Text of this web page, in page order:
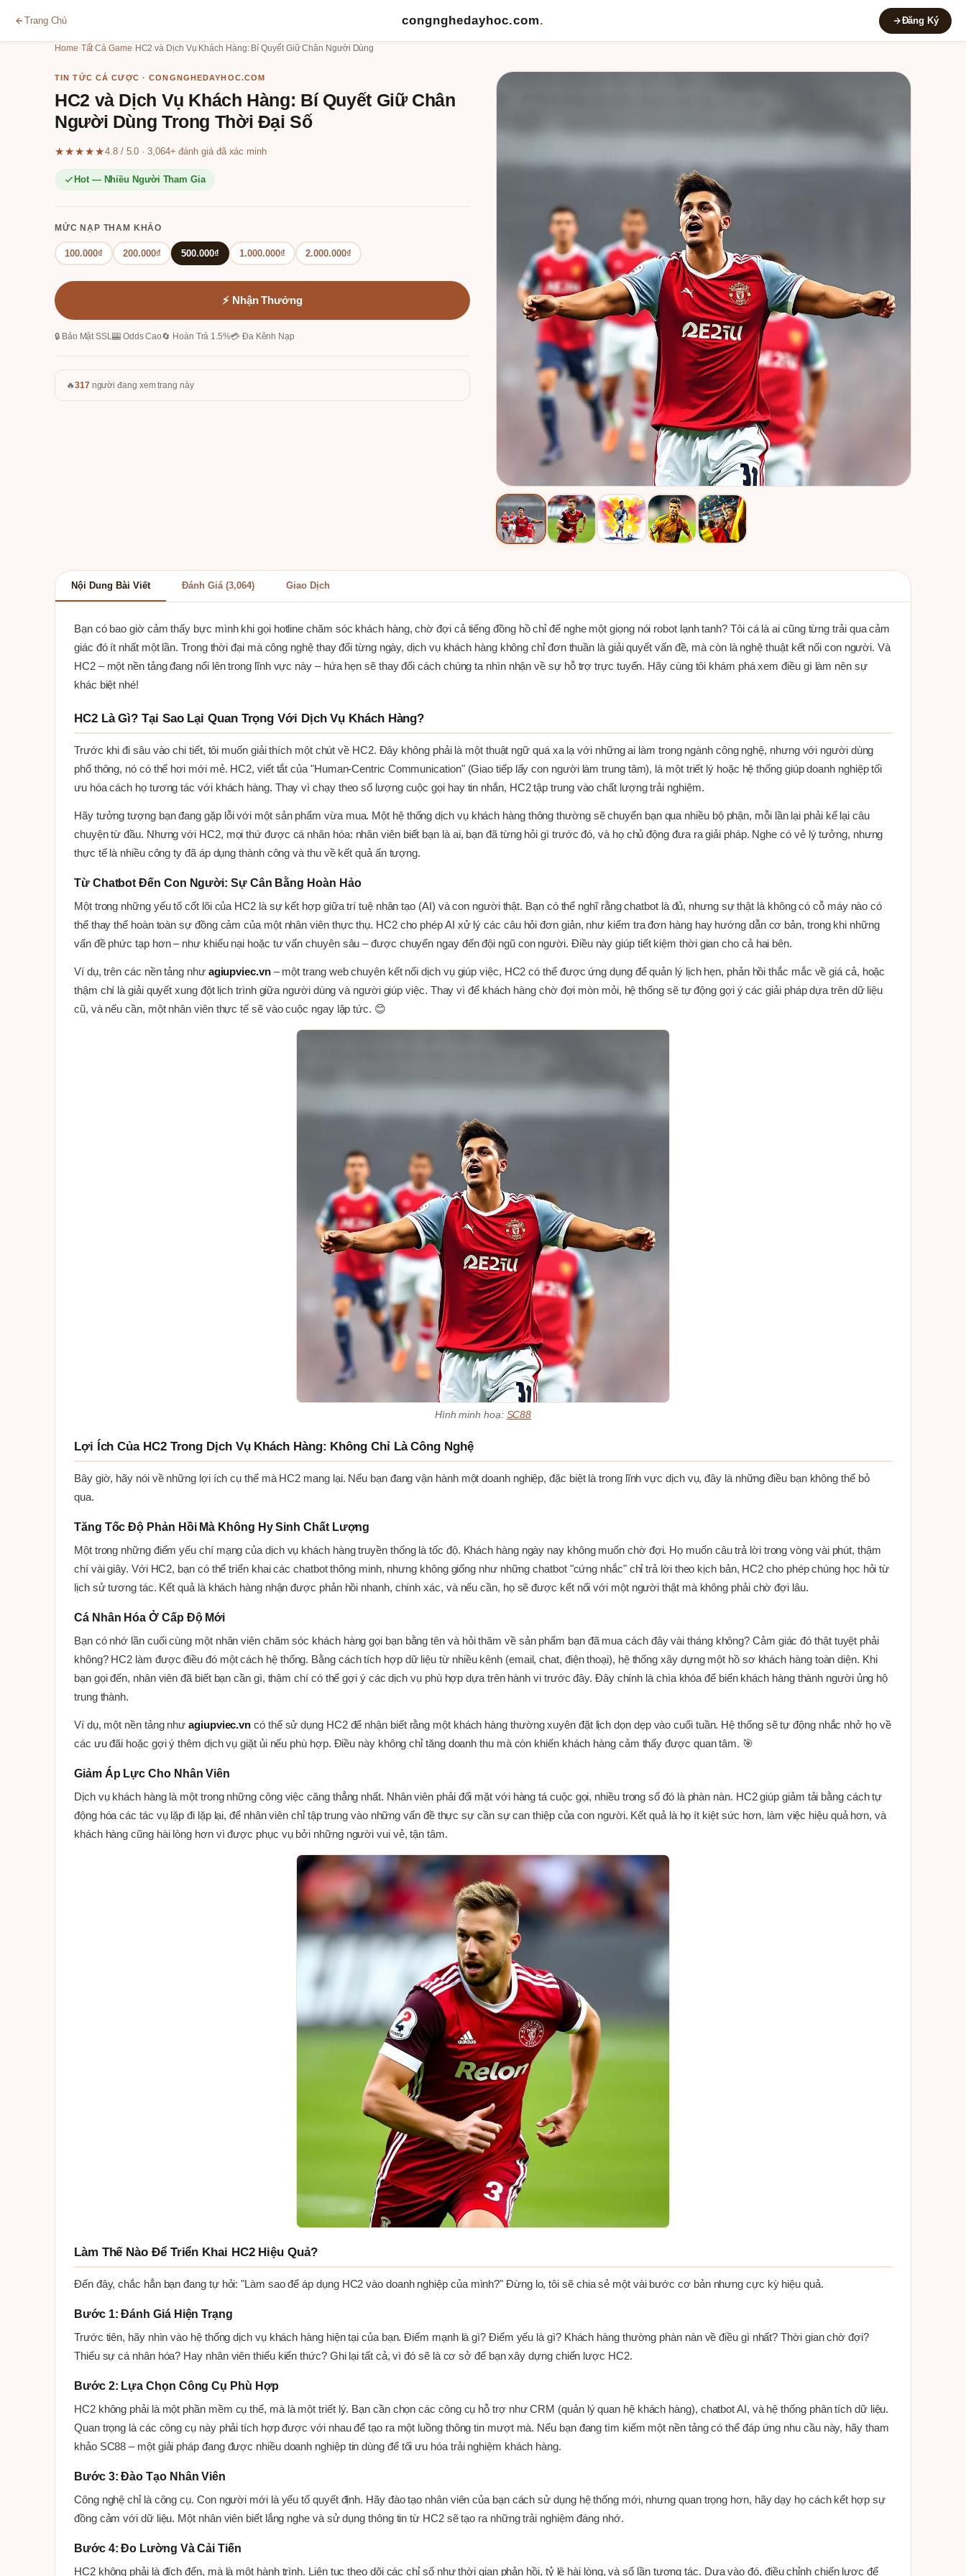
Trang Chủ congnghedayhoc.com. Đăng Ký
Home›Tất Cả Game› HC2 và Dịch Vụ Khách Hàng: Bí Quyết Giữ Chân Người Dùng
TIN TỨC CÁ CƯỢC · CONGNGHEDAYHOC.COM
HC2 và Dịch Vụ Khách Hàng: Bí Quyết Giữ Chân
Người Dùng Trong Thời Đại Số
★★★★★4.8 / 5.0 · 3,064+ đánh giá đã xác minh
Hot — Nhiều Người Tham Gia
MỨC NẠP THAM KHẢO
100.000₫ 200.000₫ 500.000₫ 1.000.000₫ 2.000.000₫
⚡ Nhận Thưởng
🔒 Bảo Mật SSL 🎰 Odds Cao🔄 Hoàn Trả 1.5%💳 Đa Kênh Nạp
🔥317người đang xem trang này
Nội Dung Bài Viết Đánh Giá (3,064) Giao Dịch
Bạn có bao giờ cảm thấy bực mình khi gọi hotline chăm sóc khách hàng, chờ đợi cả tiếng đồng hồ chỉ để nghe một giọng nói robot lạnh tanh? Tôi cá là ai cũng từng trải qua cảm
giác đó ít nhất một lần. Trong thời đại mà công nghệ thay đổi từng ngày, dịch vụ khách hàng không chỉ đơn thuần là giải quyết vấn đề, mà còn là nghệ thuật kết nối con người. Và
HC2 – một nền tảng đang nổi lên trong lĩnh vực này – hứa hẹn sẽ thay đổi cách chúng ta nhìn nhận về sự hỗ trợ trực tuyến. Hãy cùng tôi khám phá xem điều gì làm nên sự
khác biệt nhé!
HC2 Là Gì? Tại Sao Lại Quan Trọng Với Dịch Vụ Khách Hàng?
Trước khi đi sâu vào chi tiết, tôi muốn giải thích một chút về HC2. Đây không phải là một thuật ngữ quá xa lạ với những ai làm trong ngành công nghệ, nhưng với người dùng
phổ thông, nó có thể hơi mới mẻ. HC2, viết tắt của "Human-Centric Communication" (Giao tiếp lấy con người làm trung tâm), là một triết lý hoặc hệ thống giúp doanh nghiệp tối
ưu hóa cách họ tương tác với khách hàng. Thay vì chạy theo số lượng cuộc gọi hay tin nhắn, HC2 tập trung vào chất lượng trải nghiệm.
Hãy tưởng tượng bạn đang gặp lỗi với một sản phẩm vừa mua. Một hệ thống dịch vụ khách hàng thông thường sẽ chuyển bạn qua nhiều bộ phận, mỗi lần lại phải kể lại câu
chuyện từ đầu. Nhưng với HC2, mọi thứ được cá nhân hóa: nhân viên biết bạn là ai, bạn đã từng hỏi gì trước đó, và họ chủ động đưa ra giải pháp. Nghe có vẻ lý tưởng, nhưng
thực tế là nhiều công ty đã áp dụng thành công và thu về kết quả ấn tượng.
Từ Chatbot Đến Con Người: Sự Cân Bằng Hoàn Hảo
Một trong những yếu tố cốt lõi của HC2 là sự kết hợp giữa trí tuệ nhân tạo (AI) và con người thật. Bạn có thể nghĩ rằng chatbot là đủ, nhưng sự thật là không có cỗ máy nào có
thể thay thế hoàn toàn sự đồng cảm của một nhân viên thực thụ. HC2 cho phép AI xử lý các câu hỏi đơn giản, như kiểm tra đơn hàng hay hướng dẫn cơ bản, trong khi những
vấn đề phức tạp hơn – như khiếu nại hoặc tư vấn chuyên sâu – được chuyển ngay đến đội ngũ con người. Điều này giúp tiết kiệm thời gian cho cả hai bên.
Ví dụ, trên các nền tảng như agiupviec.vn– một trang web chuyên kết nối dịch vụ giúp việc, HC2 có thể được ứng dụng để quản lý lịch hẹn, phản hồi thắc mắc về giá cả, hoặc
thậm chí là giải quyết xung đột lịch trình giữa người dùng và người giúp việc. Thay vì để khách hàng chờ đợi mòn mỏi, hệ thống sẽ tự động gợi ý các giải pháp dựa trên dữ liệu
cũ, và nếu cần, một nhân viên thực tế sẽ vào cuộc ngay lập tức. 😊
Hình minh hoạ: SC88
Lợi Ích Của HC2 Trong Dịch Vụ Khách Hàng: Không Chỉ Là Công Nghệ
Bây giờ, hãy nói về những lợi ích cụ thể mà HC2 mang lại. Nếu bạn đang vận hành một doanh nghiệp, đặc biệt là trong lĩnh vực dịch vụ, đây là những điều bạn không thể bỏ
qua.
Tăng Tốc Độ Phản Hồi Mà Không Hy Sinh Chất Lượng
Một trong những điểm yếu chí mạng của dịch vụ khách hàng truyền thống là tốc độ. Khách hàng ngày nay không muốn chờ đợi. Họ muốn câu trả lời trong vòng vài phút, thậm
chí vài giây. Với HC2, bạn có thể triển khai các chatbot thông minh, nhưng không giống như những chatbot "cứng nhắc" chỉ trả lời theo kịch bản, HC2 cho phép chúng học hỏi từ
lịch sử tương tác. Kết quả là khách hàng nhận được phản hồi nhanh, chính xác, và nếu cần, họ sẽ được kết nối với một người thật mà không phải chờ đợi lâu.
Cá Nhân Hóa Ở Cấp Độ Mới
Bạn có nhớ lần cuối cùng một nhân viên chăm sóc khách hàng gọi bạn bằng tên và hỏi thăm về sản phẩm bạn đã mua cách đây vài tháng không? Cảm giác đó thật tuyệt phải
không? HC2 làm được điều đó một cách hệ thống. Bằng cách tích hợp dữ liệu từ nhiều kênh (email, chat, điện thoại), hệ thống xây dựng một hồ sơ khách hàng toàn diện. Khi
bạn gọi đến, nhân viên đã biết bạn cần gì, thậm chí có thể gợi ý các dịch vụ phù hợp dựa trên hành vi trước đây. Đây chính là chìa khóa để biến khách hàng thành người ủng hộ
trung thành.
Ví dụ, một nền tảng nhưagiupviec.vn có thể sử dụng HC2 để nhận biết rằng một khách hàng thường xuyên đặt lịch dọn dẹp vào cuối tuần. Hệ thống sẽ tự động nhắc nhở họ về
các ưu đãi hoặc gợi ý thêm dịch vụ giặt ủi nếu phù hợp. Điều này không chỉ tăng doanh thu mà còn khiến khách hàng cảm thấy được quan tâm. 🎯
Giảm Áp Lực Cho Nhân Viên
Dịch vụ khách hàng là một trong những công việc căng thẳng nhất. Nhân viên phải đối mặt với hàng tá cuộc gọi, nhiều trong số đó là phàn nàn. HC2 giúp giảm tải bằng cách tự
động hóa các tác vụ lặp đi lặp lại, để nhân viên chỉ tập trung vào những vấn đề thực sự cần sự can thiệp của con người. Kết quả là họ ít kiệt sức hơn, làm việc hiệu quả hơn, và
khách hàng cũng hài lòng hơn vì được phục vụ bởi những người vui vẻ, tận tâm.
Làm Thế Nào Để Triển Khai HC2 Hiệu Quả?
Đến đây, chắc hẳn bạn đang tự hỏi: "Làm sao để áp dụng HC2 vào doanh nghiệp của mình?" Đừng lo, tôi sẽ chia sẻ một vài bước cơ bản nhưng cực kỳ hiệu quả.
Bước 1: Đánh Giá Hiện Trạng
Trước tiên, hãy nhìn vào hệ thống dịch vụ khách hàng hiện tại của bạn. Điểm mạnh là gì? Điểm yếu là gì? Khách hàng thường phàn nàn về điều gì nhất? Thời gian chờ đợi?
Thiếu sự cá nhân hóa? Hay nhân viên thiếu kiến thức? Ghi lại tất cả, vì đó sẽ là cơ sở để bạn xây dựng chiến lược HC2.
Bước 2: Lựa Chọn Công Cụ Phù Hợp
HC2 không phải là một phần mềm cụ thể, mà là một triết lý. Bạn cần chọn các công cụ hỗ trợ như CRM (quản lý quan hệ khách hàng), chatbot AI, và hệ thống phân tích dữ liệu.
Quan trọng là các công cụ này phải tích hợp được với nhau để tạo ra một luồng thông tin mượt mà. Nếu bạn đang tìm kiếm một nền tảng có thể đáp ứng nhu cầu này, hãy tham
khảo SC88 – một giải pháp đang được nhiều doanh nghiệp tin dùng để tối ưu hóa trải nghiệm khách hàng.
Bước 3: Đào Tạo Nhân Viên
Công nghệ chỉ là công cụ. Con người mới là yếu tố quyết định. Hãy đào tạo nhân viên của bạn cách sử dụng hệ thống mới, nhưng quan trọng hơn, hãy dạy họ cách kết hợp sự
đồng cảm với dữ liệu. Một nhân viên biết lắng nghe và sử dụng thông tin từ HC2 sẽ tạo ra những trải nghiệm đáng nhớ.
Bước 4: Đo Lường Và Cải Tiến
HC2 không phải là đích đến, mà là một hành trình. Liên tục theo dõi các chỉ số như thời gian phản hồi, tỷ lệ hài lòng, và số lần tương tác. Dựa vào đó, điều chỉnh chiến lược để